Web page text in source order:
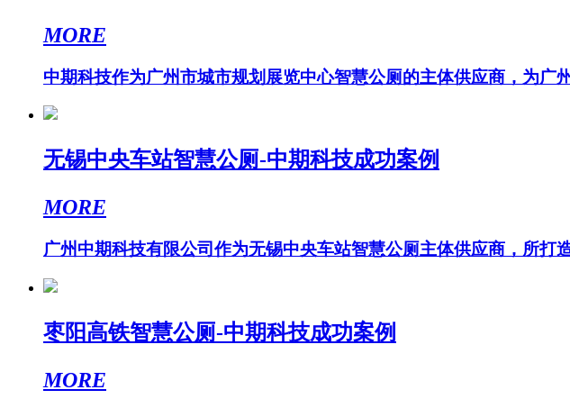
MORE
中期科技作为广州市城市规划展览中心智慧公厕的主体供应商，为广
无锡中央车站智慧公厕-中期科技成功案例
MORE
广州中期科技有限公司作为无锡中央车站智慧公厕主体供应商，所打
枣阳高铁智慧公厕-中期科技成功案例
MORE